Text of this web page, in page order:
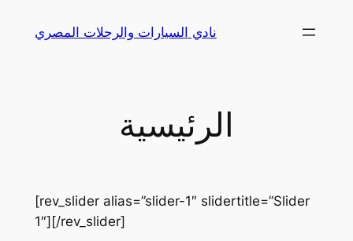
نادي السيارات والرحلات المصري
الرئيسية
[rev_slider alias=”slider-1″ slidertitle=”Slider
1″][/rev_slider]